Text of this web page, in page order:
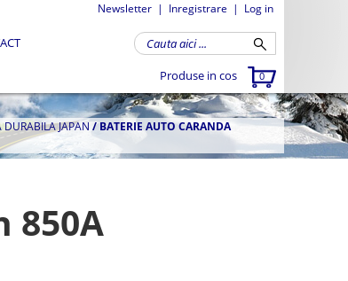
Newsletter | Inregistrare | Log in
Produse in cos 0
JAPAN/BATERIE AUTO CARANDA
850A